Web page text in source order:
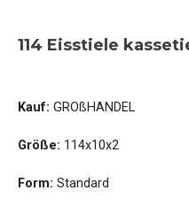
114 Eisstiele
Kauf: GROßHANDEL
Größe: 114x10x2
Form: Standard